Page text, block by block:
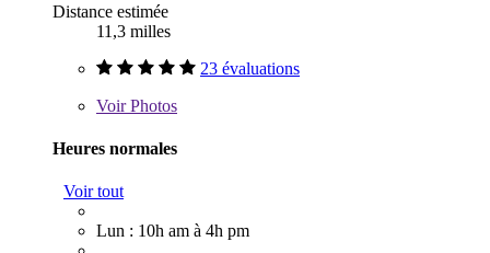
Distance estimée
11,3 milles
23 évaluations
VoirPhotos
Heures normales
Voir tout
Lun : 10h am à 4h pm